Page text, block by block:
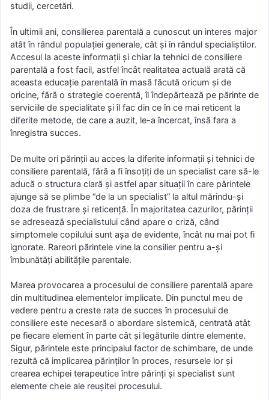
studii, cercetări.
În ultimii ani, consilierea parentală a cunoscut un interes major
atât în rândul populației generale, cât și în rândul specialiștilor.
Accesul la aceste informații și chiar la tehnici de consiliere
parentală a fost facil, astfel încât realitatea actuală arată că
aceasta educație parentală în masă făcută oricum și de
oricine, fără o strategie coerentă, îl îndepărtează pe părinte de
serviciile de specialitate și îl fac din ce în ce mai reticent la
diferite metode, de care a auzit, le-a încercat, însă fara a
înregistra succes.
De multe ori părinții au acces la diferite informații și tehnici de
consiliere parentală, fără a fi însoțiți de un specialist care să-le
aducă o structura clară și astfel apar situații în care părintele
ajunge să se plimbe “de la un specialist” la altul mărindu-și
doza de frustrare și reticență. În majoritatea cazurilor, părinții
se adresează specialistului când apare o criză, când
simptomele copilului sunt așa de evidente, încât nu mai pot fi
ignorate. Rareori părintele vine la consilier pentru a-și
îmbunătăți abilitățile parentale.
Marea provocarea a procesului de consiliere parentală apare
din multitudinea elementelor implicate. Din punctul meu de
vedere pentru a creste rata de succes în procesului de
consiliere este necesară o abordare sistemică, centrată atât
pe fiecare element în parte cât și legăturile dintre elemente.
Sigur, părintele este principalul factor de schimbare, de unde
rezultă că implicarea părinților în proces, resursele lor și
crearea echipei terapeutice între părinți și specialist sunt
elemente cheie ale reușitei procesului.